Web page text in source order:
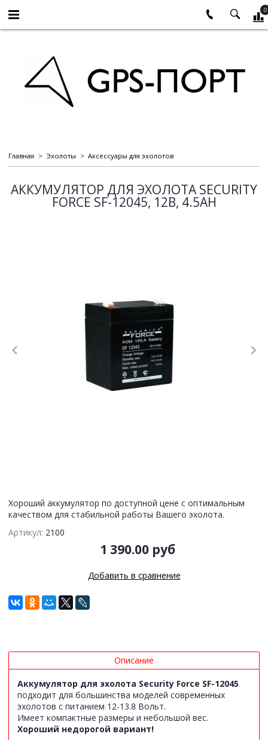
0
Главная Эхолоты Аксессуары для эхолотов
АККУМУЛЯТОР ДЛЯ ЭХОЛОТА SECURITY
FORCE SF-12045, 12В, 4.5AH
Хороший аккумулятор по доступной цене с оптимальным
качеством для стабильной работы Вашего эхолота.
Артикул: 2100
1 390.00 руб
Добавить в сравнение
Описание
Аккумулятор для эхолота Security Force SF-12045
подходит для большинства моделей современных
эхолотов с питанием 12-13.8 Вольт.
Имеет компактные размеры и небольшой вес.
Хороший недорогой вариант!